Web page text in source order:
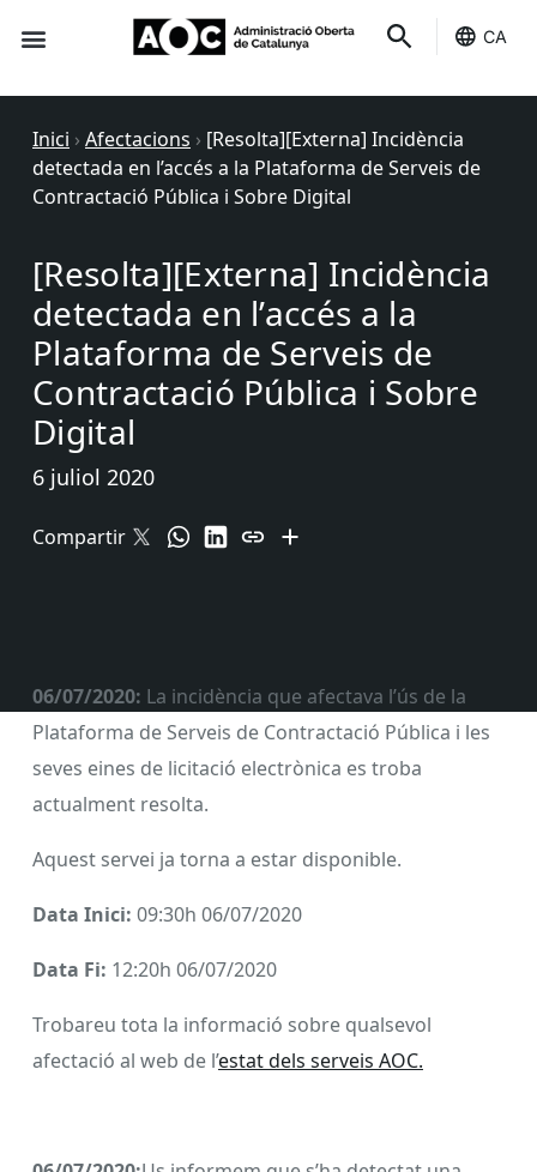
CA
Inici › Afectacions › [Resolta][Externa] Incidència
detectada en l’accés a la Plataforma de Serveis de
Contractació Pública i Sobre Digital
[Resolta][Externa] Incidència
detectada en l’accés a la
Plataforma de Serveis de
Contractació Pública i Sobre
Digital
6 juliol 2020
Compartir
06/07/2020: La incidència que afectava l’ús de la
Plataforma de Serveis de Contractació Pública i les
seves eines de licitació electrònica es troba
actualment resolta.
Aquest servei ja torna a estar disponible.
Data Inici: 09:30h 06/07/2020
Data Fi: 12:20h 06/07/2020
Trobareu tota la informació sobre qualsevol
afectació al web de l’estat dels serveis AOC.